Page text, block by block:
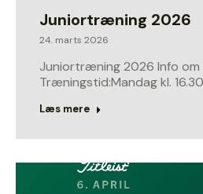
Juniortræning 2026
24. marts 2026
Juniortræning 2026 Info
Træningstid:Mandag kl.
Læs mere